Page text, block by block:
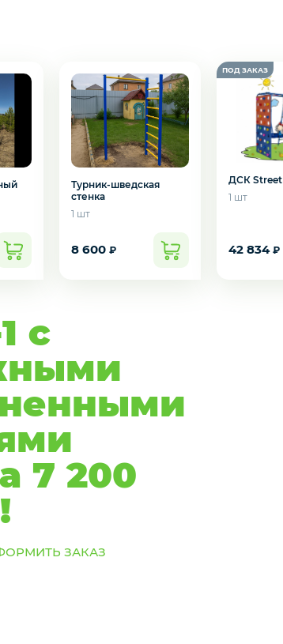
Турник-шведская
стенка
1 шт
8 600 ₽
ДСК Street
1 шт
42 834 ₽
с
7 200
ЗАКАЗ
Желаете подозвать сотрудника
Да